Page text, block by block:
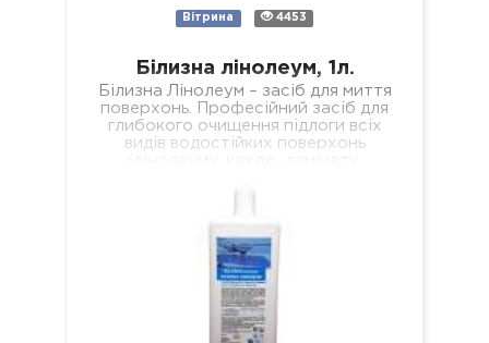
Вітрина 4453
Білизна лінолеум, 1л.
Білизна Лінолеум – засіб для миття
поверхонь. Професійний засіб для
глибокого очищення підлоги всіх
видів водостійких поверхонь